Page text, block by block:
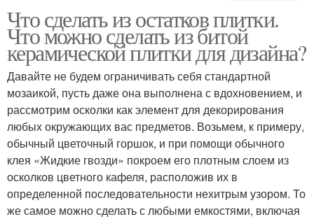
плитки
плитки
Тротуарная плитка
Дорожки из старой
плитки
Что сделать из остатков плитки.
Что можно сделать из битой
керамической плитки для дизайна?
Давайте не будем ограничивать себя стандартной
мозаикой, пусть даже она выполнена с вдохновением, и
рассмотрим осколки как элемент для декорирования
любых окружающих вас предметов. Возьмем, к примеру,
обычный цветочный горшок, и при помощи обычного
клея «Жидкие гвозди» покроем его плотным слоем из
осколков цветного кафеля, расположив их в
определенной последовательности нехитрым узором. То
же самое можно сделать с любыми емкостями, включая